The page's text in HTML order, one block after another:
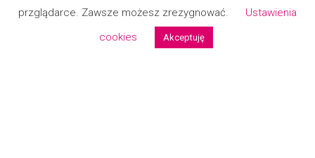
Polityka prywatności
przglądarce. Zawsze możesz zrezygnować.
Ustawienia
cookies
Akceptuję